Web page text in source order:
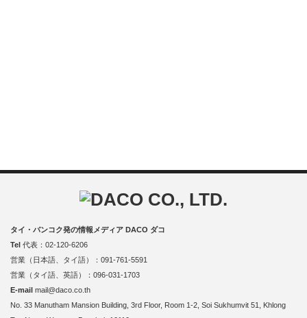
タイ・バンコク発の情報メディア DACO ダコ
Tel 代表：02-120-6206
営業（日本語、タイ語）：091-761-5591
営業（タイ語、英語）：096-031-1703
E-mail mail@daco.co.th
No. 33 Manutham Mansion Building, 3rd Floor, Room 1-2, Soi Sukhumvit 51, Khlong